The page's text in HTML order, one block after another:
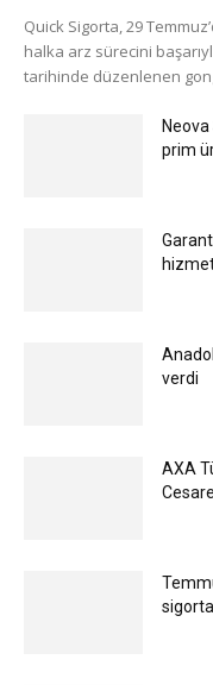
Quick Sigorta, 29
halka arz sürecini
tarihinde düzenlenen
prim
verdi
AXA